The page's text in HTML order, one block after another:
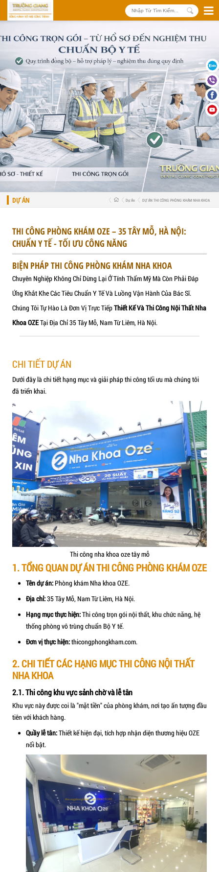
ĐỒNG HÀNH VỚI MỌI CÔNG TRÌNH
DỰ ÁN
THI CÔNG PHÒNG KHÁM OZE – 35 TÂY MỖ, HÀ
CHUẨN Y TẾ - TỐI ƯU CÔNG NĂNG
BIỆN PHÁP THI CÔNG PHÒNG KHÁM NHA KHOA
Ứng Khắt Khe Các Tiêu Chuẩn Y Tế Và Luồng Vận Hành Của
Chúng Tôi Tự Hào Là Đơn Vị Trực TiếpThiết Kế Và Thi Công
Khoa OZE
Tại Địa Chỉ 35 Tây Mỗ, Nam Từ Liêm, Hà Nội.
CHI TIẾT DỰ ÁN
Dưới đây là chi tiết hạng mục và giải pháp thi công tối ưu mà
đã triển khai.
Thi công nha khoa oze tây mỗ
1. TỔNG QUAN DỰ ÁN THI CÔNG PHÒNG
Tên dự án:Phòng khám Nha khoa OZE.
Địa chỉ:
Hạng mục thực hiện:
Thi công trọn gói nội thất, khu
thống phòng vô trùng chuẩn Bộ Y tế.
Đơn vị thực hiện:thicongphongkham.com.
2. CHI TIẾT CÁC HẠNG MỤC THI CÔNG
NHA KHOA
2.1. Thi công khu vực sảnh chờ và lễ tân